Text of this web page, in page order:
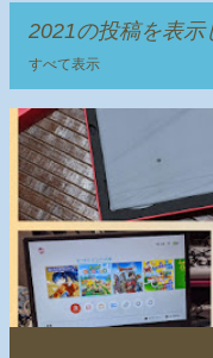
2021の投稿を表示
すべて表示
投
稿